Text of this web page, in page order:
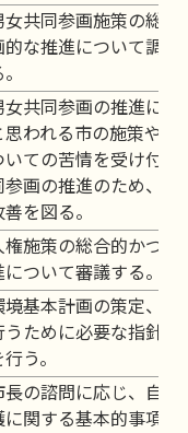
女共同参画施策の総合
的な推進について調査
女共同参画の推進に影
思われる市の施策や措
いての苦情を受け付け
参画の推進のため、施
善を図る。
権施策の総合的かつ効
について審議する。
境基本計画の策定、環
うために必要な指針の
う。
長の諮問に応じ、自然
に関する基本的事項に